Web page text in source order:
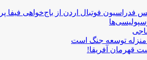
فدراسیون فوتبال اردن از باج‌خواهی فیفا
منزله توسعه جنگ است